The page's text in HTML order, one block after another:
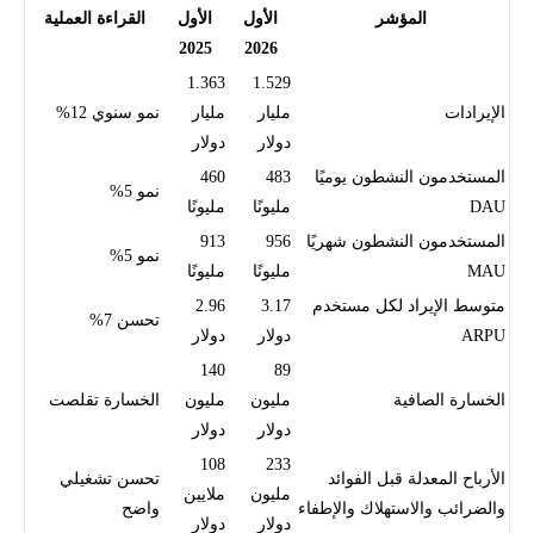
المؤشر
الأول
2026
الأول
2025
القراءة العملية
الإيرادات
1.529
مليار
دولار
1.363
مليار
دولار
نمو سنوي 12%
المستخدمون النشطون يوميًا
DAU
483
مليونًا
460
مليونًا
نمو 5%
المستخدمون النشطون شهريًا
MAU
956
مليونًا
913
مليونًا
نمو 5%
متوسط الإيراد لكل مستخدم
ARPU
3.17
دولار
2.96
دولار
تحسن 7%
الخسارة الصافية
89
مليون
دولار
140
مليون
دولار
الخسارة تقلصت
الأرباح المعدلة قبل الفوائد
والضرائب والاستهلاك والإطفاء
233
مليون
دولار
108
ملايين
دولار
تحسن تشغيلي
واضح